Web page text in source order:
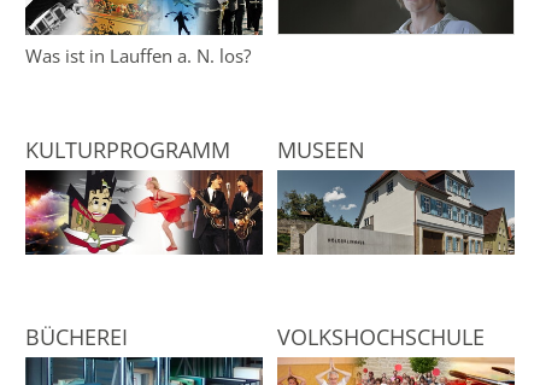
Was ist in Lauffen a. N. los?
KULTUR­PROGRAMM MUSEEN
BÜCHEREI VOLKSHOCH­SCHULE